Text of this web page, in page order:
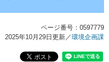
ページ番号：0597779
2025年10月29日更新／環境企画課